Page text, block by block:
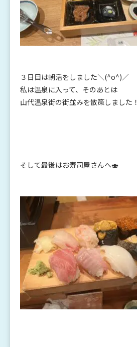
３日目は朝活をしました＼(^o^)／
私は温泉に入って、そのあとは
山代温泉街の街並みを散策しました！
そして最後はお寿司屋さんへ🍣